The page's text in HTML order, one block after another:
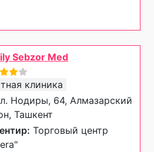
Sebzor Med
клиника
Нодиры, 64, Алмазарский
Ташкент
Торговый центр